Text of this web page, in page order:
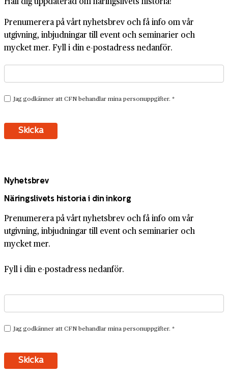
Prenumerera på vårt nyhetsbrev och få info om vår
utgivning, inbjudningar till event och seminarier och
mycket mer. Fyll i din e-postadress nedanför.
Nyhetsbrev
Näringslivets historia i din inkorg
Prenumerera på vårt nyhetsbrev och få info om vår
utgivning, inbjudningar till event och seminarier och
mycket mer.
Fyll i din e-postadress nedanför.